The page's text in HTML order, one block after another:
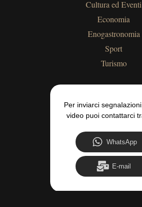
Cultura ed Eventi
Economia
Enogastronomia
Sport
Turismo
Per inviarci
video puoi contattarci
WhatsApp
E-mail